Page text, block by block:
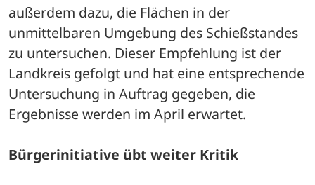
außerdem dazu, die Flächen in der
unmittelbaren Umgebung des Schießstandes
zu untersuchen. Dieser Empfehlung ist der
Landkreis gefolgt und hat eine entsprechende
Untersuchung in Auftrag gegeben, die
Ergebnisse werden im April erwartet.
Bürgerinitiative übt weiter Kritik